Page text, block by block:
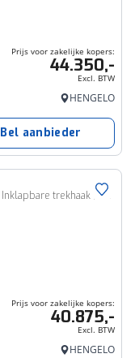
Prijs voor zakelijke kopers:
44.350,-
Excl. BTW
HENGELO
Bel aanbieder
320 2.5 PHEV L2H1 Limited | Driver Ass. Pack | Inklapbare trekhaak | Vehicle Integration System |
Prijs voor zakelijke kopers:
40.875,-
Excl. BTW
HENGELO